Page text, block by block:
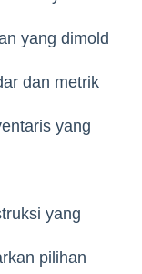
yang dimold
dan metrik
yang
yang
pilihan